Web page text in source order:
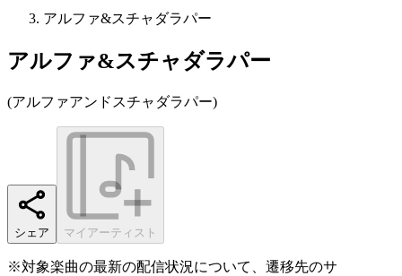
アルファ&スチャダラパー
アルファ&スチャダラパー
(アルファアンドスチャダラパー)
シェア マイアーティスト
※対象楽曲の最新の配信状況について、遷移先のサ